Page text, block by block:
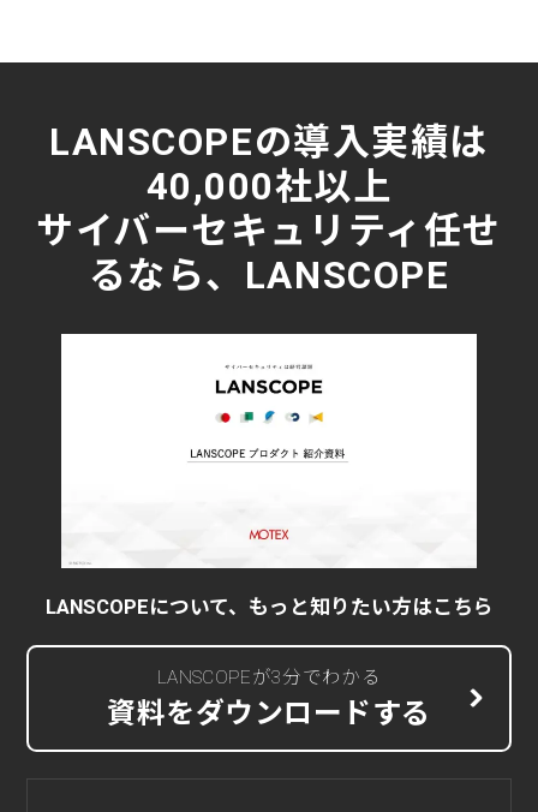
LANSCOPEの導入実績は
40,000社以上
サイバーセキュリティ任せ
るなら、LANSCOPE
LANSCOPEについて、もっと知りたい方はこちら
LANSCOPEが3分でわかる
資料をダウンロードする